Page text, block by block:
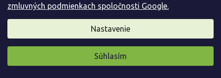
zmluvných podmienkach spoločnosti Google.
Nastavenie
Súhlasím
Muchovník jelšolistý
Amelanchier alnifolia
Ovocný strom alebo ker, ktorý v záhradách dokonale spĺňa aj
Pripravili sme pre vás darček